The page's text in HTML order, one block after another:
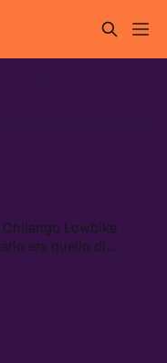
Chilango Lowbike
era quello di
alle spalle.